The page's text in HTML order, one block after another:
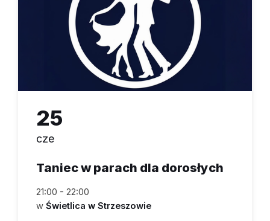
25
cze
Taniec w parach dla dorosłych
21:00 - 22:00
w Świetlica w Strzeszowie